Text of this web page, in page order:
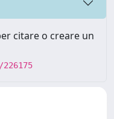
citare o creare un